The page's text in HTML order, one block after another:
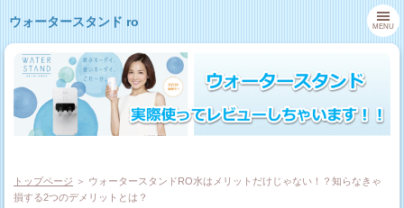
ウォータースタンド ro MENU
トップページ ＞ ウォータースタンドRO水はメリットだけじゃない！？知らなきゃ
損する2つのデメリットとは？